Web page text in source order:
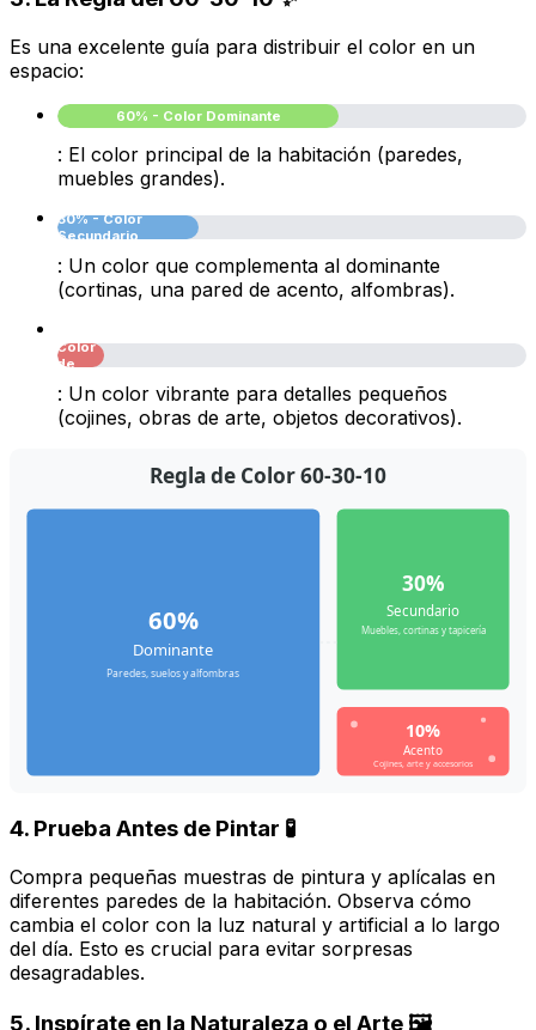
Es una excelente guía para distribuir el color en un
espacio:
60% - Color Dominante
: El color principal de la habitación (paredes,
muebles grandes).
30% - Color
Secundario
: Un color que complementa al dominante
(cortinas, una pared de acento, alfombras).
Color
de
: Un color vibrante para detalles pequeños
(cojines, obras de arte, objetos decorativos).
Regla de Color 60-30-10
60%
Dominante
Paredes, suelos y alfombras
30%
Secundario
Muebles, cortinas y tapicería
10%
Acento
Cojines, arte y accesorios
4. Prueba Antes de Pintar 🧪
Compra pequeñas muestras de pintura y aplícalas en
diferentes paredes de la habitación. Observa cómo
cambia el color con la luz natural y artificial a lo largo
del día. Esto es crucial para evitar sorpresas
desagradables.
5. Inspírate en la Naturaleza o el Arte 🖼️